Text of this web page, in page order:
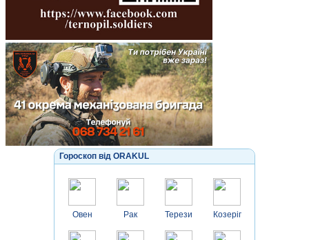
Гороскоп від ORAKUL
Овен Рак Терези Козеріг